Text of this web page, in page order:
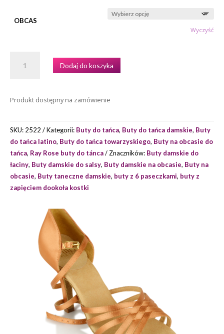
OBCAS
Wyczyść
BUTY
RAY
MODEL
865-
SELENE
Dodaj do koszyka
Produkt dostępny na zamówienie
SKU: 2522 Kategorii: Buty do tańca, Buty do tańca damskie, Buty
do tańca latino, Buty do tańca towarzyskiego, Buty na obcasie do
tańca, Ray Rose buty do tánca Znaczników: Buty damskie do
łaciny, Buty damskie do salsy, Buty damskie na obcasie, Buty na
obcasie, Buty taneczne damskie, buty z 6 paseczkami, buty z
zapięciem dookoła kostki